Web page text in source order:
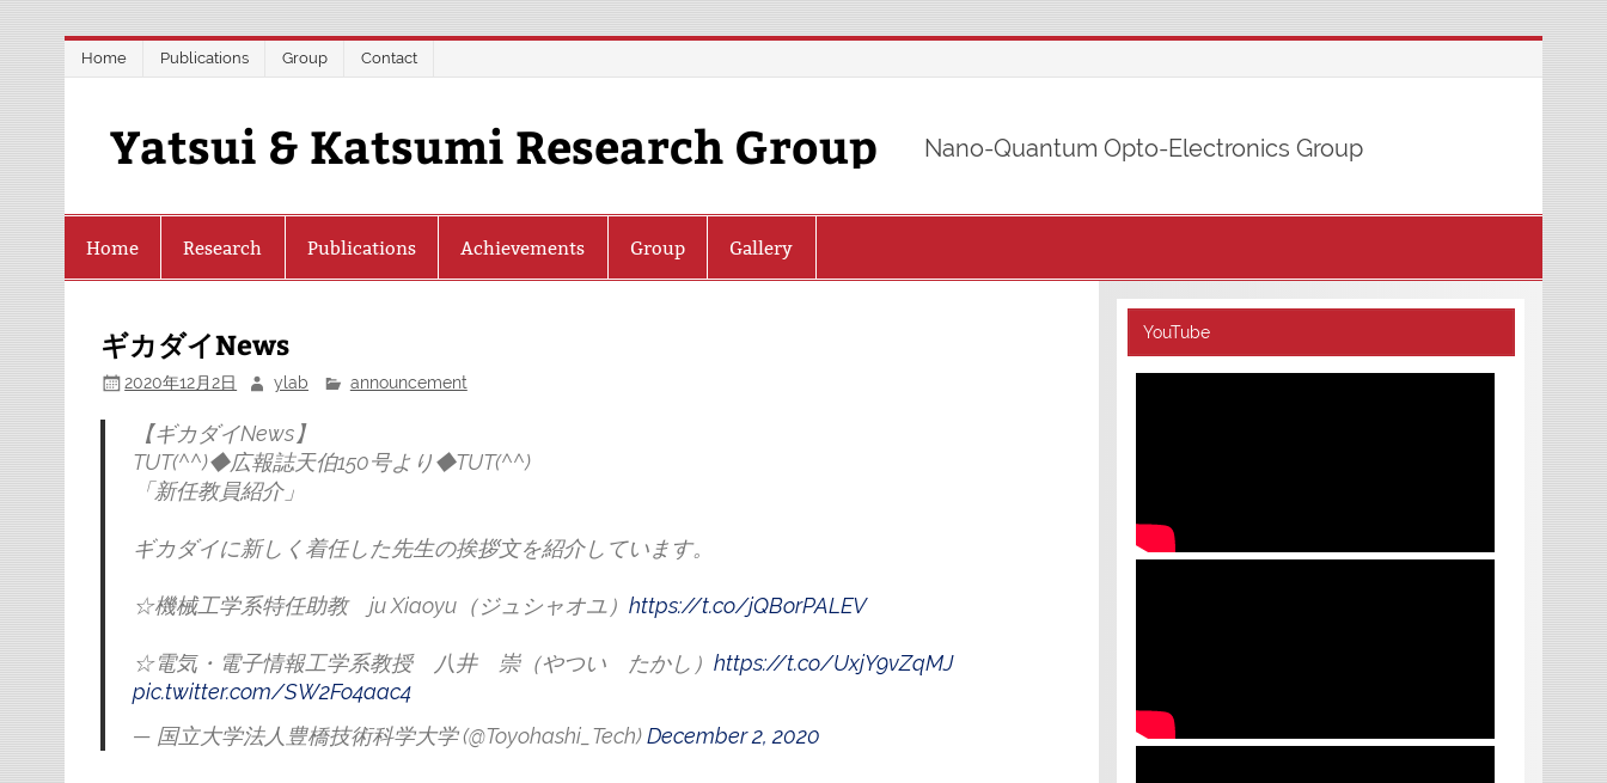
Home Publications Group Contact
Yatsui & Katsumi Research Group Nano-Quantum Opto-Electronics Group
Home Research Publications Achievements Group Gallery
ギカダイNews
2020年12月2日 ylab announcement
【ギカダイNews】
TUT(^^)◆広報誌天伯150号より◆TUT(^^)
「新任教員紹介」
ギカダイに新しく着任した先生の挨拶文を紹介しています。
☆機械工学系特任助教 ju Xiaoyu（ジュシャオユ） https://t.co/jQBorPALEV
☆電気・電子情報工学系教授 八井 崇（やつい たかし） https://t.co/UxjY9vZqMJ
pic.twitter.com/SW2Fo4aac4
— 国立大学法人豊橋技術科学大学 (@Toyohashi_Tech)December 2, 2020
YouTube